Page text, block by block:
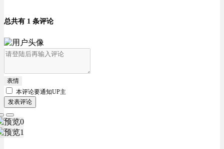
总共有 1 条评论
表情
本评论要通知UP主
发表评论